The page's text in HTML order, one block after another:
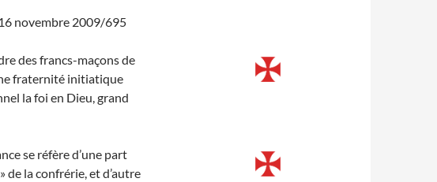
novembre 2009/695
des francs-maçons de
fraternité initiatique
la foi en Dieu, grand
se réfère d’une part
de la confrérie, et d’autre